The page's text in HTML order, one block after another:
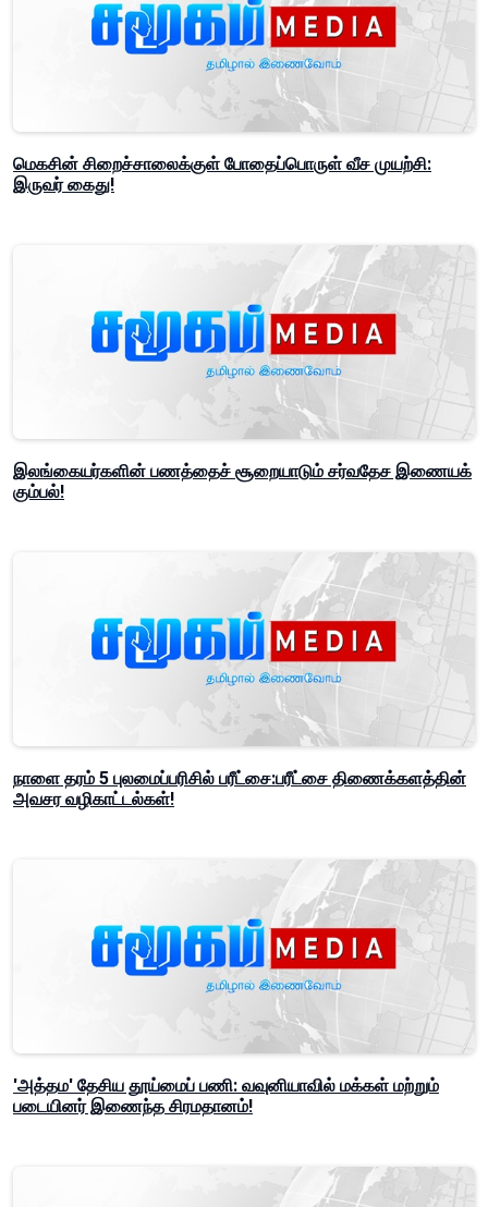
மெகசின் சிறைச்சாலைக்குள் போதைப்பொருள் வீச முயற்சி:
இருவர் கைது!
இலங்கையர்களின் பணத்தைச் சூறையாடும் சர்வதேச இணையக்
கும்பல்!
நாளை தரம் 5 புலமைப்பரிசில் பரீட்சை:பரீட்சை திணைக்களத்தின்
அவசர வழிகாட்டல்கள்!
'அத்தம' தேசிய தூய்மைப் பணி: வவுனியாவில் மக்கள் மற்றும்
படையினர் இணைந்த சிரமதானம்!